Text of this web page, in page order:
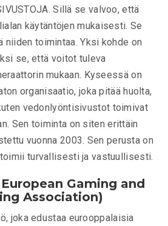
Sillä se valvoo, että
käytäntöjen mukaisesti. Se
niiden toimintaa. Yksi kohde on
se, että voitot tuleva
mukaan. Kyseessä on
organisaatio, joka pitää huolta,
vedonlyöntisivustot toimivat
Sen toiminta on siten erittäin
vuonna 2003. Sen perusta on
turvallisesti ja vastuullisesti.
European Gaming and
Association)
joka edustaa eurooppalaisia